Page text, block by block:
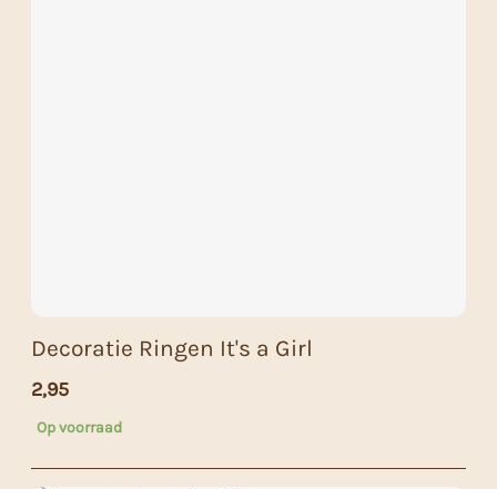
Decoratie Ringen It's a Girl
2,95
Op voorraad